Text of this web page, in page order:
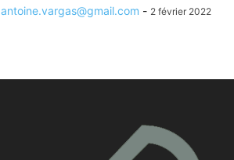
antoine.vargas@gmail.com - 2 février 2022